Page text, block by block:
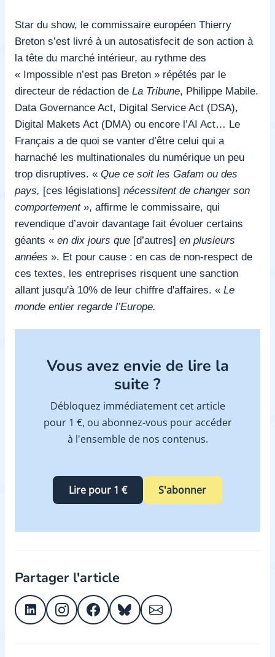
Star du show, le commissaire européen Thierry
Breton s’est livré à un autosatisfecit de son action à
la tête du marché intérieur, au rythme des
« Impossible n’est pas Breton » répétés par le
directeur de rédaction de La Tribune, Philippe Mabile.
Data Governance Act, Digital Service Act (DSA),
Digital Makets Act (DMA) ou encore l’AI Act… Le
Français a de quoi se vanter d’être celui qui a
harnaché les multinationales du numérique un peu
trop disruptives. « Que ce soit les Gafam ou des
pays, [ces législations] nécessitent de changer son
comportement», affirme le commissaire, qui
revendique d’avoir davantage fait évoluer certains
géants « en dix jours que [d’autres] en plusieurs
années ». Et pour cause : en cas de non-respect de
ces textes, les entreprises risquent une sanction
allant jusqu'à 10% de leur chiffre d'affaires. « Le
monde entier regarde l’Europe.
Vous avez envie de lire la
suite ?
Débloquez immédiatement cet article
pour 1 €, ou abonnez-vous pour accéder
à l'ensemble de nos contenus.
Lire pour 1 € S'abonner
Partager l'article